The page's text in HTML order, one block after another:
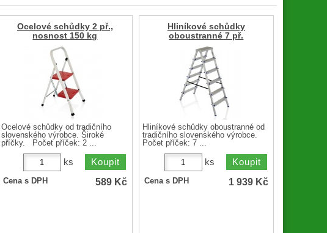
Ocelové schůdky 2 př.,
nosnost 150 kg
Ocelové schůdky od tradičního
slovenského výrobce. Široké
příčky. Počet příček: 2 ...
ks
Cena s DPH 589 Kč
Hliníkové schůdky
oboustranné 7 př.
Hliníkové schůdky oboustranné od
tradičního slovenského výrobce.
Počet příček: 7 ...
ks
Cena s DPH 1 939 Kč